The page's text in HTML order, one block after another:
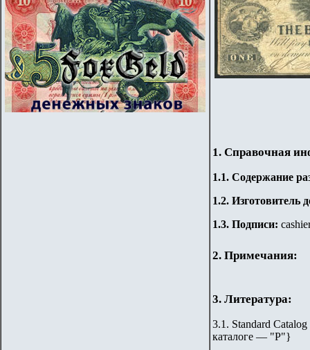
1. Справочная
1.1. Содержание
1.2. Изготовитель
1.3. Подписи:
2. Примечания:
3. Литература:
3.1. Standard
каталоге — "Р"}